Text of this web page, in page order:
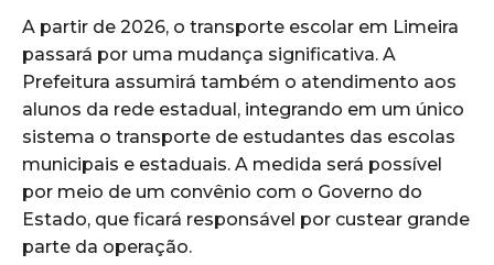
A partir de 2026, o transporte escolar em Limeira
passará por uma mudança significativa. A
Prefeitura assumirá também o atendimento aos
alunos da rede estadual, integrando em um único
sistema o transporte de estudantes das escolas
municipais e estaduais. A medida será possível
por meio de um convênio com o Governo do
Estado, que ficará responsável por custear grande
parte da operação.